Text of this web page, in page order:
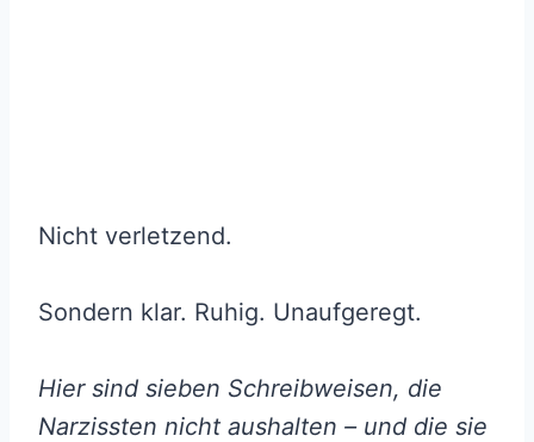
Nicht verletzend.
Sondern klar. Ruhig. Unaufgeregt.
Hier sind sieben Schreibweisen, die
Narzissten nicht aushalten – und die sie